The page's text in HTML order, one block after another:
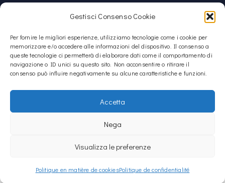
Gestisci Consenso Cookie
Per fornire le migliori esperienze, utilizziamo tecnologie come i cookie per
memorizzare e/o accedere alle informazioni del dispositivo. Il consenso a
queste tecnologie ci permetterà di elaborare dati come il comportamento di
navigazione o ID unici su questo sito. Non acconsentire o ritirare il
consenso può influire negativamente su alcune caratteristiche e funzioni.
Accetta
Nega
Visualizza le preferenze
Politique en matière de cookiesPolitique de confidentialité
中文 (中国)
La Sardegna verso l'Unesco
l'accessibilité de notre site web.